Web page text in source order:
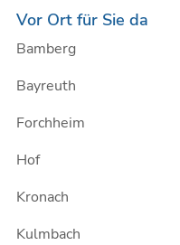
Vor Ort für Sie da
Bamberg
Bayreuth
Forchheim
Hof
Kronach
Kulmbach